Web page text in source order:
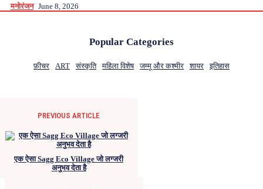
मनोरंजन June 8, 2026
Popular Categories
फ़ीचर ART संस्कृति महिला विशेष जम्मू और कश्मीर शायर इतिहास
PREVIOUS ARTICLE
एक ऐसा Sagg Eco Village जो लग्जरी
अनुभव देता है